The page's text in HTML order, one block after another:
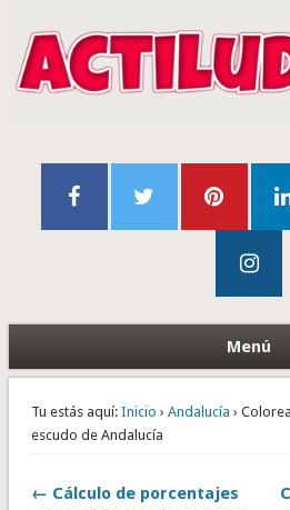
Menú
Tu estás aquí: Inicio › Andalucía ›
escudo de Andalucía
← Cálculo de porcentajes